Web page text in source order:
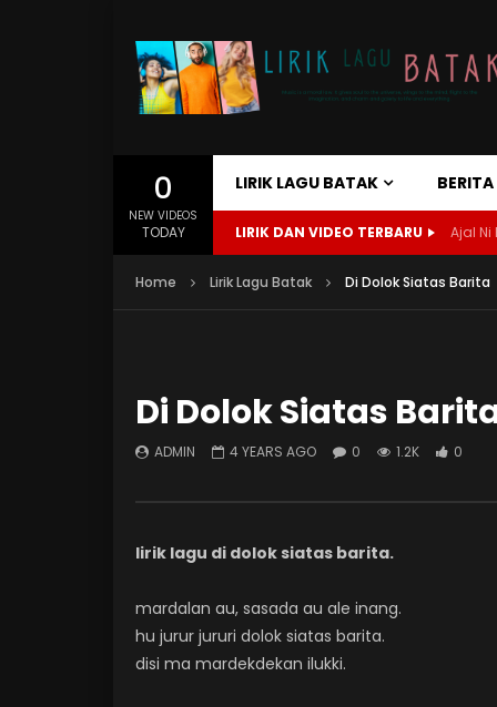
0
NEW VIDEOS
TODAY
LIRIK LAGU BATAK
LIRIK DAN VIDEO TERBARU Ajal Ni
Home Lirik Lagu Batak Di Dolok Siatas Barita
Di Dolok Siatas
ADMIN 4 YEARS AGO 0 1.2K 0
lirik lagu di dolok siatas barita.
mardalan au, sasada au ale inang.
hu jurur jururi dolok siatas barita.
disi ma mardekdekan ilukki.